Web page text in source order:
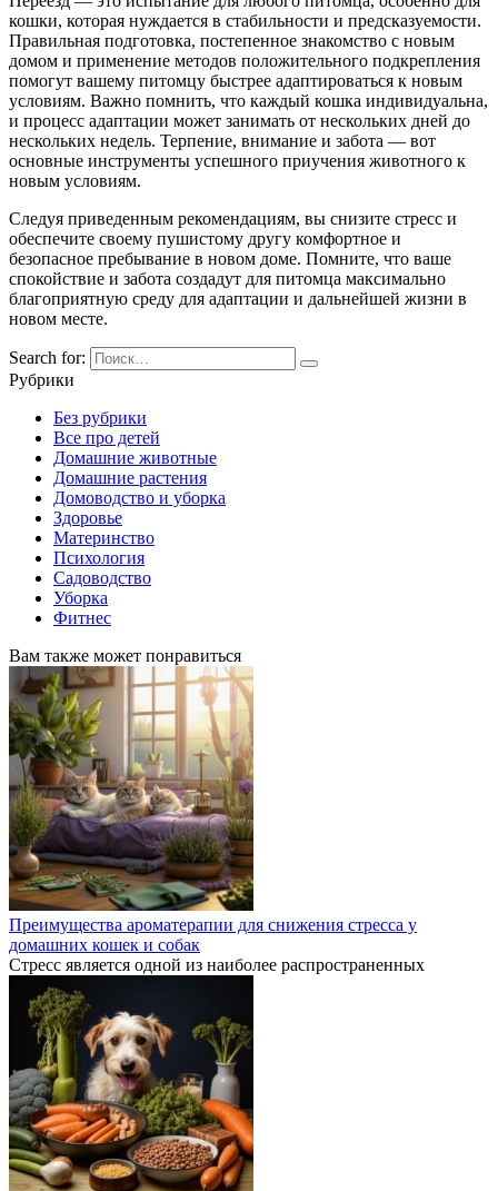
кошки, которая нуждается в стабильности и предсказуемости.
Правильная подготовка, постепенное знакомство с новым
домом и применение методов положительного подкрепления
помогут вашему питомцу быстрее адаптироваться к новым
условиям. Важно помнить, что каждый кошка индивидуальна,
и процесс адаптации может занимать от нескольких дней до
нескольких недель. Терпение, внимание и забота — вот
основные инструменты успешного приучения животного к
новым условиям.
Следуя приведенным рекомендациям, вы снизите стресс и
обеспечите своему пушистому другу комфортное и
безопасное пребывание в новом доме. Помните, что ваше
спокойствие и забота создадут для питомца максимально
благоприятную среду для адаптации и дальнейшей жизни в
новом месте.
Search for:
Рубрики
Без рубрики
Все про детей
Домашние животные
Домашние растения
Домоводство и уборка
Здоровье
Материнство
Психология
Садоводство
Уборка
Фитнес
Вам также может понравиться
Преимущества ароматерапии для снижения стресса у
домашних кошек и собак
Стресс является одной из наиболее распространенных